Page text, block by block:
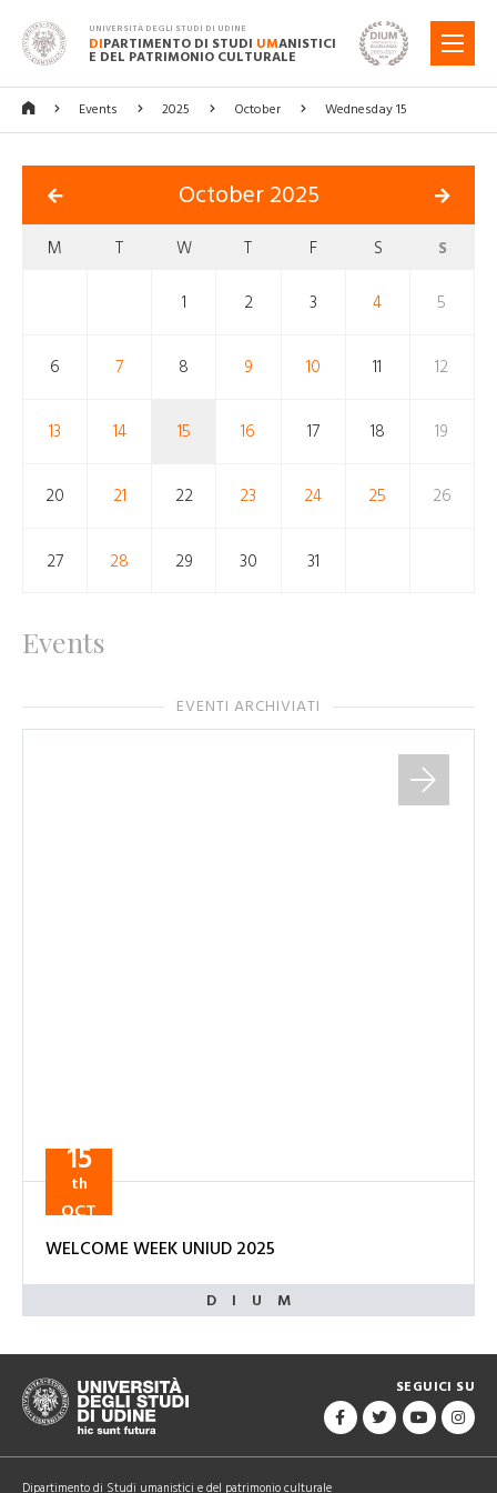
UNIVERSITÀ DEGLI STUDI DI UDINE
DIPARTIMENTO DI STUDI UMANISTICI
E DEL PATRIMONIO CULTURALE
MENU
Events 2025 October Wednesday 15
October 2025
M T W T F S S
1 2 3 4 5
6 7 8 9 10 11 12
13 14 15 16 17 18 19
20 21 22 23 24 25 26
27 28 29 30 31
Events
EVENTI ARCHIVIATI
15
th
OCT
WELCOME WEEK UNIUD 2025
SEGUICI SU
Dipartimento di Studi umanistici e del patrimonio culturale